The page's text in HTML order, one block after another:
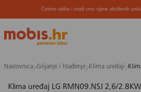
na
sadržaj
Čistimo zalihe i snizili smo cijene izložbenih
Naslovnica Grijanje i hlađenje Klima uređaji
Klima uređaj LG RMN09.NSJ 2,6/